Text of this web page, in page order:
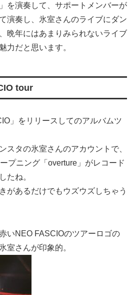
を演奏して、サポートメンバーが
演奏し、氷室さんのライブにダン
晩年にはあまりみられないライブ
力だと思います。
tour
」をリリースしてのアルバムツ
スタの氷室さんのアカウントで、
プニング「overture」がレコード
たね。
があるだけでもウズウズしちゃう
いNEO FASCIOのツアーロゴの
室さんが印象的。